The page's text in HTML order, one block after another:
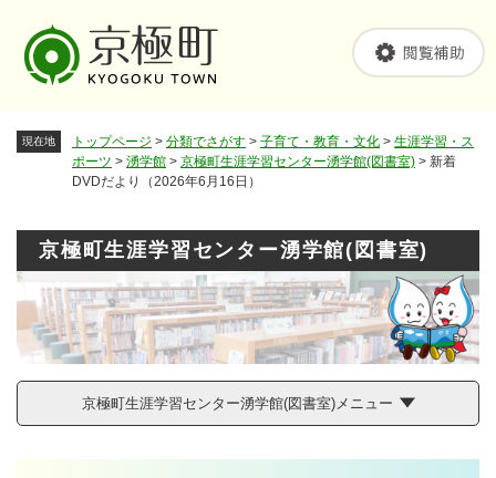
現在地 トップページ > 分類でさがす > 子育て・教育・文化 > 生涯学習・ス
ポーツ > 湧学館 > 京極町生涯学習センター湧学館(図書室) > 新着
DVDだより（2026年6月16日）
京極町生涯学習センター湧学館(図書室)
京極町生涯学習センター湧学館(図書室)メニュー